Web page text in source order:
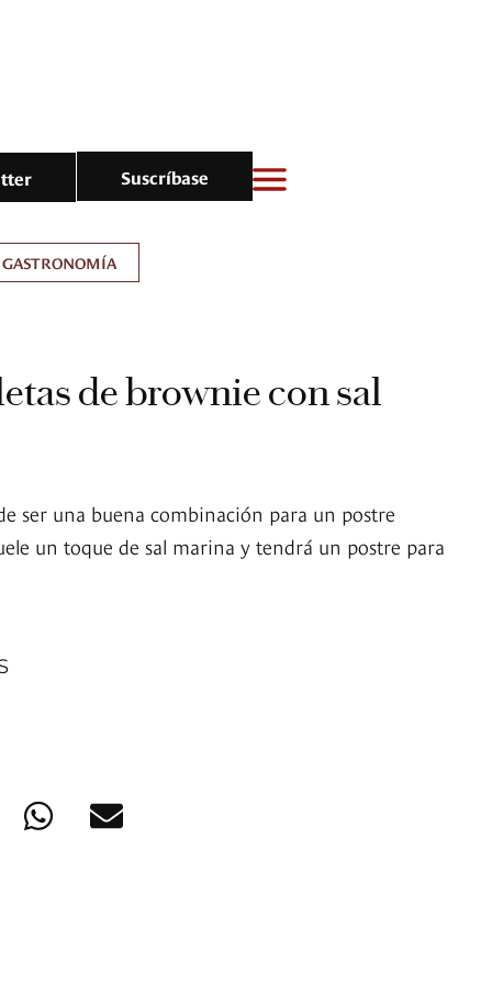
Suscríbase
GASTRONOMÍA
de brownie con sal
ser una buena combinación para un postre
un toque de sal marina y tendrá un postre para